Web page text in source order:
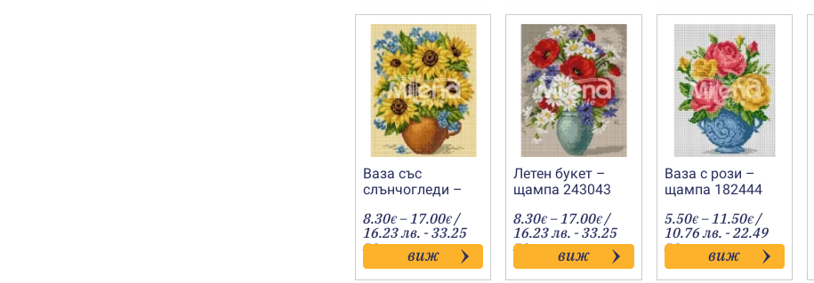
Ваза със
слънчогледи –
8.30€ –17.00€Price
range:
8.30€
through
17.00€
/
16.23 лв. - 33.25
лв. виж
Летен букет –
щампа 243043
8.30€ –17.00€Price
range:
8.30€
through
17.00€
/
16.23 лв. - 33.25
лв. виж
Ваза с рози –
щампа 182444
5.50€ –11.50€Price
range:
5.50€
through
11.50€
/
10.76 лв. - 22.49
лв. виж